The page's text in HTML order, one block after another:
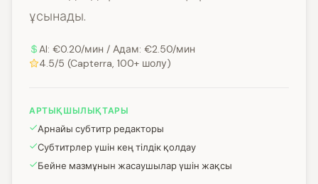
ұсынады.
AI: €0.20/мин / Адам: €2.50/мин
4.5/5 (Capterra, 100+ шолу)
АРТЫҚШЫЛЫҚТАРЫ
Арнайы субтитр редакторы
Субтитрлер үшін кең тілдік қолдау
Бейне мазмұнын жасаушылар үшін жақсы